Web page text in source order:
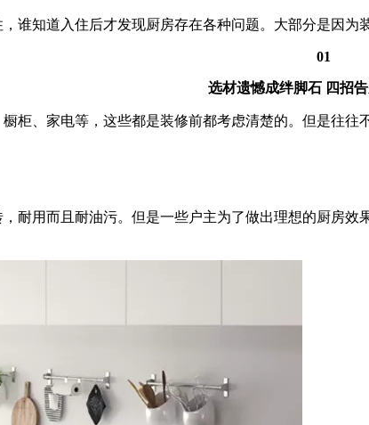
谁知道入住后才发现厨房存在各种问题。大部分是因
01
选材遗憾成绊脚石 四招
柜、家电等，这些都是装修前都考虑清楚的。但是往
耐用而且耐油污。但是一些户主为了做出理想的厨房